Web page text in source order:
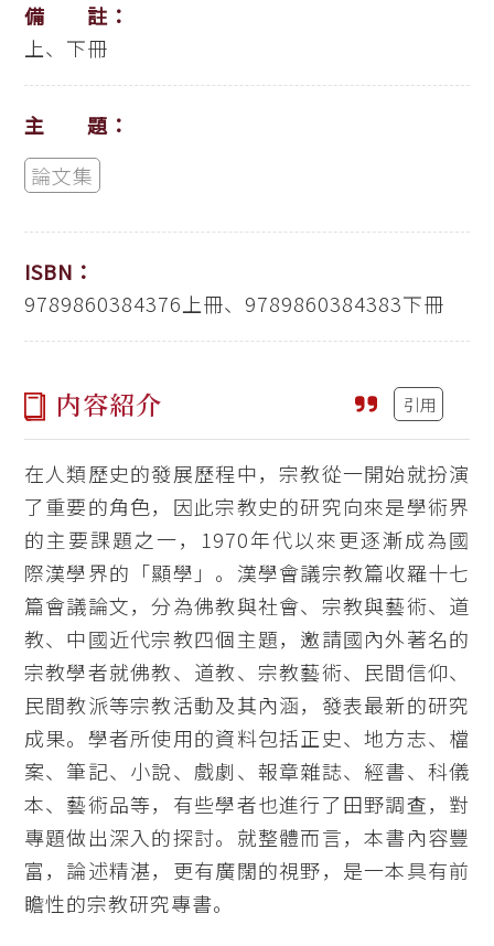
備 註：
上、下冊
主 題：
論文集
ISBN：
9789860384376上冊、9789860384383下冊
内容紹介 引用
在人類歷史的發展歷程中，宗教從一開始就扮演
了重要的角色，因此宗教史的研究向來是學術界
的主要課題之一，1970年代以來更逐漸成為國
際漢學界的「顯學」。漢學會議宗教篇收羅十七
篇會議論文，分為佛教與社會、宗教與藝術、道
教、中國近代宗教四個主題，邀請國內外著名的
宗教學者就佛教、道教、宗教藝術、民間信仰、
民間教派等宗教活動及其內涵，發表最新的研究
成果。學者所使用的資料包括正史、地方志、檔
案、筆記、小說、戲劇、報章雜誌、經書、科儀
本、藝術品等，有些學者也進行了田野調查，對
專題做出深入的探討。就整體而言，本書內容豐
富，論述精湛，更有廣闊的視野，是一本具有前
瞻性的宗教研究專書。